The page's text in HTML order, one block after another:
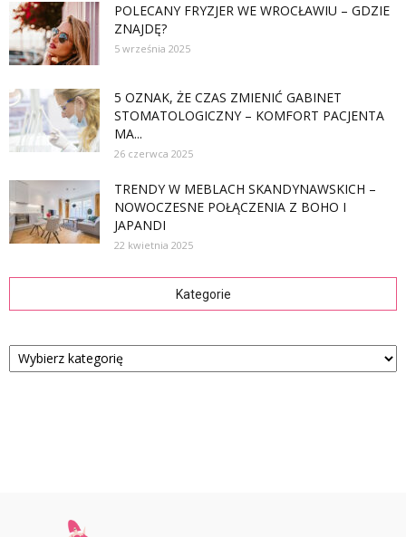
POLECANY FRYZJER WE WROCŁAWIU – GDZIE
ZNAJDĘ?
5 września 2025
5 OZNAK, ŻE CZAS ZMIENIĆ GABINET
STOMATOLOGICZNY – KOMFORT PACJENTA
MA...
26 czerwca 2025
TRENDY W MEBLACH SKANDYNAWSKICH –
NOWOCZESNE POŁĄCZENIA Z BOHO I
JAPANDI
22 kwietnia 2025
Kategorie
Kategorie